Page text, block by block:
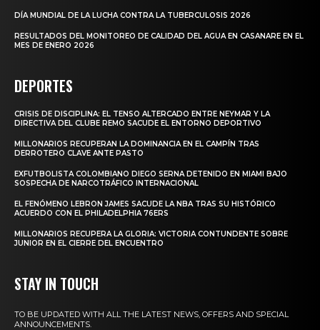
DÍA MUNDIAL DE LA LUCHA CONTRA LA TUBERCULOSIS 2026
RESULTADOS DEL MONITOREO DE CALIDAD DEL AGUA EN CASANARE EN EL
MES DE ENERO 2026
DEPORTES
CRISIS DE DISCIPLINA: EL TENSO ALTERCADO ENTRE NEYMAR Y LA
DIRECTIVA DEL CLUBE REMO SACUDE EL ENTORNO DEPORTIVO
MILLONARIOS RECUPERAN LA DOMINANCIA EN EL CAMPÍN TRAS
DERROTERO CLAVE ANTE PASTO
EXFUTBOLISTA COLOMBIANO DIEGO SERNA DETENIDO EN MIAMI BAJO
SOSPECHA DE NARCOTRÁFICO INTERNACIONAL
EL FENÓMENO LEBRON JAMES SACUDE LA NBA TRAS SU HISTÓRICO
ACUERDO CON EL PHILADELPHIA 76ERS
MILLONARIOS RECUPERA LA GLORIA: VICTORIA CONTUNDENTE SOBRE
JUNIOR EN EL CIERRE DEL ENCUENTRO
STAY IN TOUCH
TO BE UPDATED WITH ALL THE LATEST NEWS, OFFERS AND SPECIAL
ANNOUNCEMENTS.